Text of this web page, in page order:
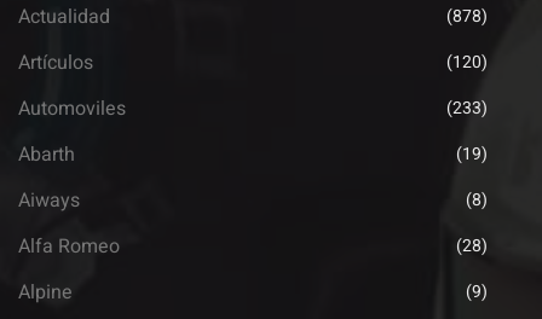
Actualidad (878)
Artículos (120)
Automoviles (233)
Abarth (19)
Aiways (8)
Alfa Romeo (28)
Alpine (9)